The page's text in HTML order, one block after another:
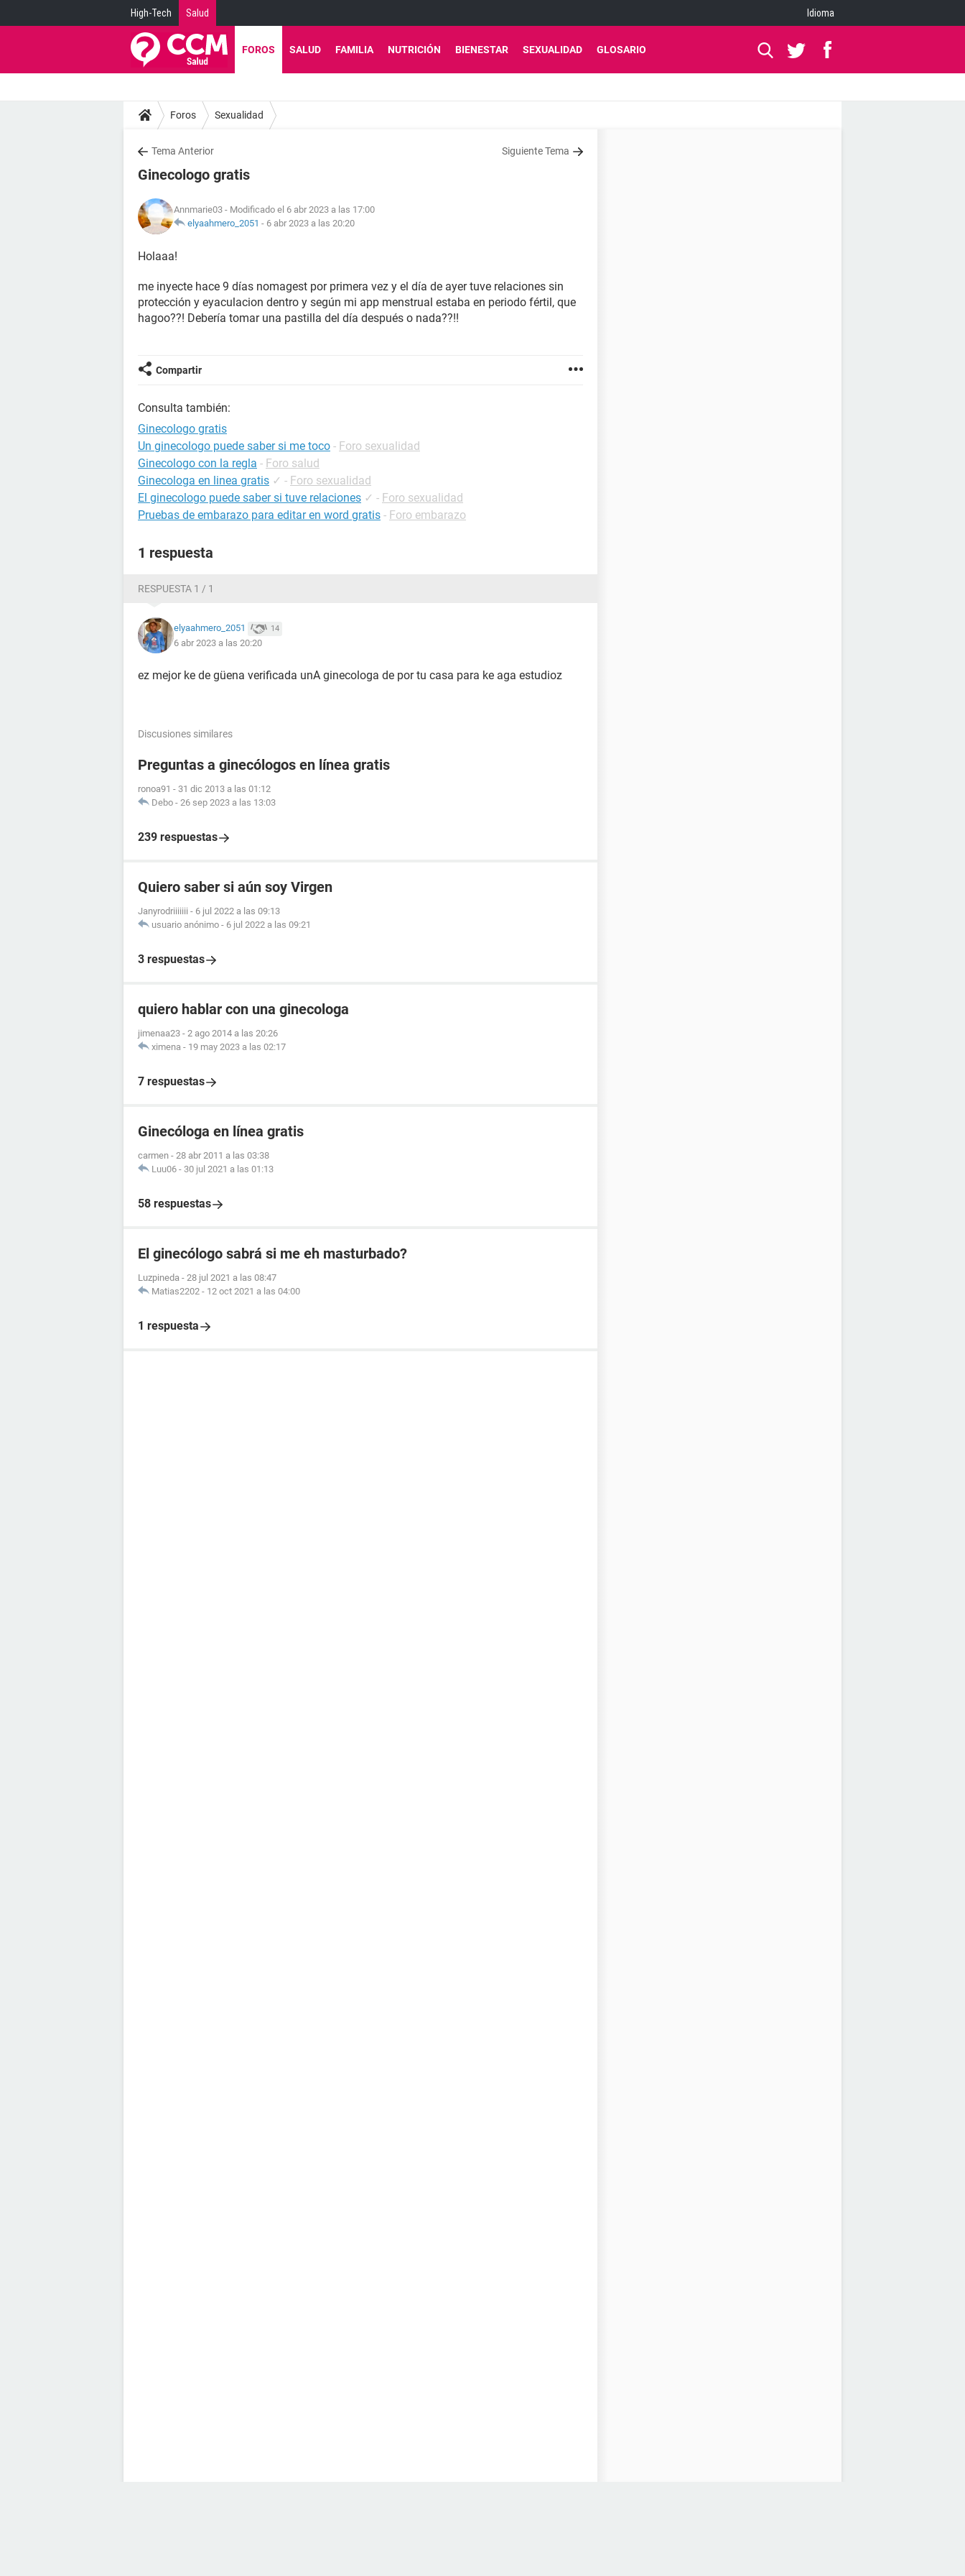
High-Tech Salud Idioma
FOROS SALUD FAMILIA NUTRICIÓN BIENESTAR SEXUALIDAD GLOSARIO
Foros Sexualidad
Tema Anterior Siguiente Tema
Ginecologo gratis
Annmarie03 - Modificado el 6 abr 2023 a las 17:00
elyaahmero_2051 - 6 abr 2023 a las 20:20
Holaaa!
me inyecte hace 9 días nomagest por primera vez y el día de ayer tuve relaciones sin
protección y eyaculacion dentro y según mi app menstrual estaba en periodo fértil, que
hagoo??! Debería tomar una pastilla del día después o nada??!!
Compartir
Consulta también:
Ginecologo gratis
Un ginecologo puede saber si me toco - Foro sexualidad
Ginecologo con la regla - Foro salud
Ginecologa en linea gratis ✓ - Foro sexualidad
El ginecologo puede saber si tuve relaciones ✓ - Foro sexualidad
Pruebas de embarazo para editar en word gratis - Foro embarazo
1 respuesta
RESPUESTA 1 / 1
elyaahmero_2051 14
6 abr 2023 a las 20:20
ez mejor ke de güena verificada unA ginecologa de por tu casa para ke aga estudioz
Discusiones similares
Preguntas a ginecólogos en línea gratis
ronoa91 - 31 dic 2013 a las 01:12
Debo - 26 sep 2023 a las 13:03
239 respuestas
Quiero saber si aún soy Virgen
Janyrodriiiiiii - 6 jul 2022 a las 09:13
usuario anónimo - 6 jul 2022 a las 09:21
3 respuestas
quiero hablar con una ginecologa
jimenaa23 - 2 ago 2014 a las 20:26
ximena - 19 may 2023 a las 02:17
7 respuestas
Ginecóloga en línea gratis
carmen - 28 abr 2011 a las 03:38
Luu06 - 30 jul 2021 a las 01:13
58 respuestas
El ginecólogo sabrá si me eh masturbado?
Luzpineda - 28 jul 2021 a las 08:47
Matias2202 - 12 oct 2021 a las 04:00
1 respuesta